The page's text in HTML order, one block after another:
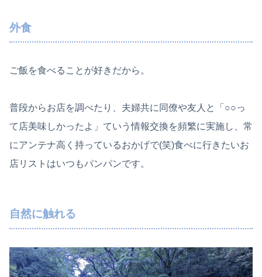
外食
ご飯を食べることが好きだから。
普段からお店を調べたり、夫婦共に同僚や友人と「○○っ
て店美味しかったよ」ていう情報交換を頻繁に実施し、常
にアンテナ高く持っているおかげで(笑)食べに行きたいお
店リストはいつもパンパンです。
自然に触れる